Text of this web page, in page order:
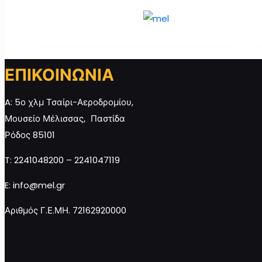
ΜΕΛΙΣΣΟΥΡΓΟΣ μέλι από θυμάρι και βότανα
250γρ ποσότητα
ΕΠΙΚΟΙΝΩΝΙΑ
A: 5ο χλμ Τσαίρι-Αεροδρομίου,
Μουσείο Μέλισσας, Παστίδα
Ρόδος 85101
T: 2241048200 – 2241047119
E: info@mel.gr
Αριθμός Γ.Ε.ΜΗ. 72162920000